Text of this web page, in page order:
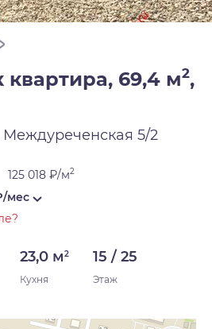
69,4 м2,
Междуреченская 5/2
125 018 ₽/м2
мес
23,0 м2
Кухня
15 / 25
Этаж